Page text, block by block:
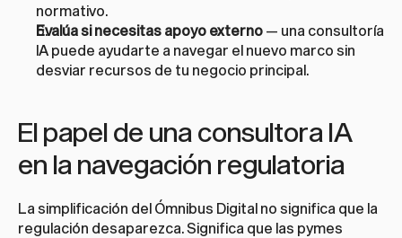
normativo.
Evalúa si necesitas apoyo externo — una consultoría
IA puede ayudarte a navegar el nuevo marco sin
desviar recursos de tu negocio principal.
El papel de una consultora IA
en la navegación regulatoria
La simplificación del Ómnibus Digital no significa que la
regulación desaparezca. Significa que las pymes